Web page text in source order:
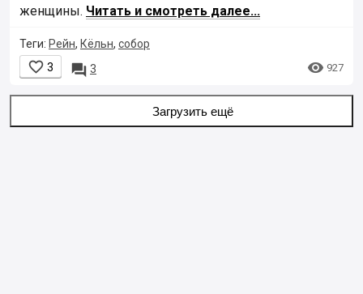
женщины. Читать и смотреть далее...
Теги: Рейн, Кёльн, собор
 3  3  927
Загрузить ещё